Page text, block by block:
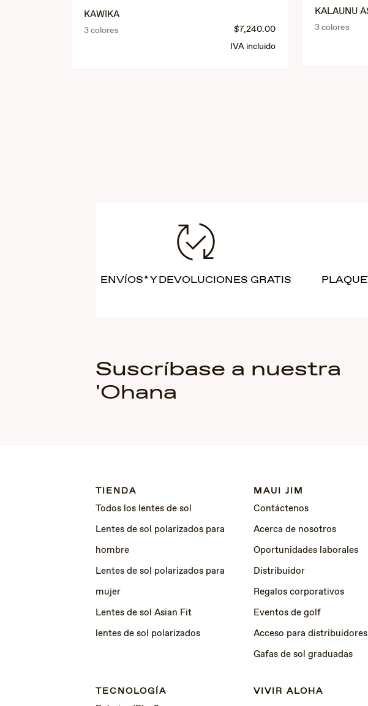
KAWIKA
3 colores
$7,240.00
IVA incluido
KALAUNU
3 colores
ENVÍOS* Y DEVOLUCIONES GRATIS
Suscríbase a nuestra
'Ohana
TIENDA
Todos los lentes de sol
Lentes de sol polarizados para
hombre
Lentes de sol polarizados para
mujer
Lentes de sol Asian Fit
lentes de sol polarizados
MAUI JIM
Contáctenos
Acerca de nosotros
Oportunidades laborales
Distribuidor
Regalos corporativos
Eventos de golf
Acceso para distribuidores
Gafas de sol graduadas
TECNOLOGÍA VIVIR ALOHA